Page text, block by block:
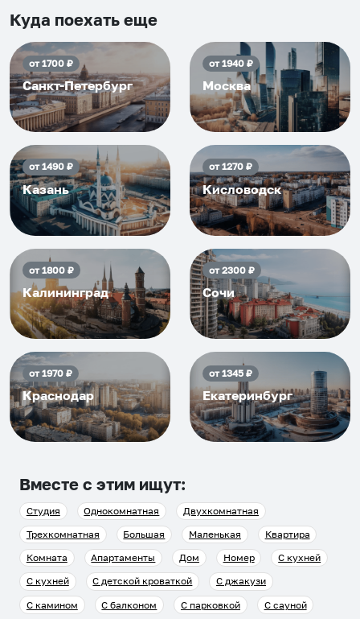
приезжать еще...
Куда поехать еще
от1700₽
Санкт-Петербург
от1940₽
Москва
от1490₽
Казань
от1270₽
Кисловодск
от1800₽
Калининград
от2300₽
Сочи
от1970₽
Краснодар
от1345₽
Екатеринбург
Вместе с этим ищут:
Студия Однокомнатная
Двухкомнатная
Трехкомнатная
Большая Маленькая
Квартира
Комната
Апартаменты Дом Номер
С кухней
С кухней
С детской кроваткой
С джакузи
С камином
С балконом С парковкой
С сауной